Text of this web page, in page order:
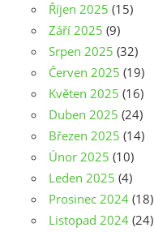
Říjen 2025 (15)
Září 2025 (9)
Srpen 2025 (32)
Červen 2025 (19)
Květen 2025 (16)
Duben 2025 (24)
Březen 2025 (14)
Únor 2025 (10)
Leden 2025 (4)
Prosinec 2024 (18)
Listopad 2024 (24)